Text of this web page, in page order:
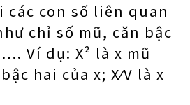
các con số liên quan
chỉ số mũ, căn bậc
Ví dụ: X² là x mũ
hai của x; X⁄V là x